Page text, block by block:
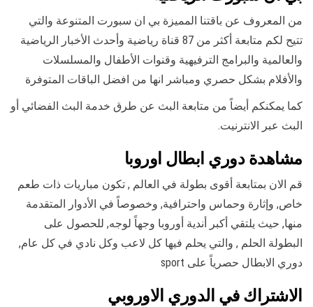
من المعروف عن باقتنا المميزة بي ان سبورت المتنوعة والتي
تتيح لكم متابعة أكثر من 87 قناة رياضية وأحدث الأخبار الرياضية
والعالمية والبرامج الترفيهية وقنوات الأطفال والمسلسلات
والأفلام بشكل حصري ومباشر انها من افضل الباقات المتوفرة
كما يمكنكم أيضاً من متابعة البث عن طرق خدمة البث الفضائي أو
البث عبر الانترنيت.
مشاهدة دوري ابطال اوروبا
قم الان بمتابعة أقوى بطولة في العالم , تكون مباريات ذات طعم
خاص, وإثارة وحماس واحترافية, وخصوصاً في الأدوار المتقدمة
منها, حيث يلتقي أكبر أندية أوروبا وجهاً لوجه, للحصول على
البطولة الحلم , والتي يحلم فيها كل لاعب وكل نادي في كل عام,
دوري الابطال حصرياً على sport
الاشتراك في الدوري الاوروبي